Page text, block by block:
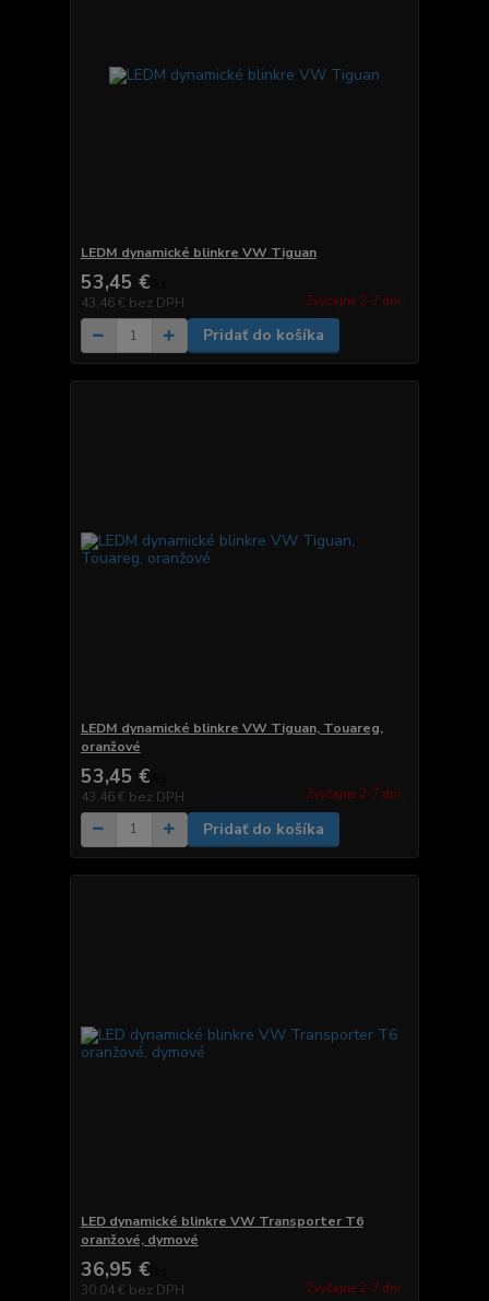
LEDM dynamické blinkre VW Tiguan
53,45 €
43,46 € bez DPH Zvyčajne 2-7 dni.
Pridať do košíka
LEDM dynamické blinkre VW Tiguan, Touareg,
oranžové
53,45 €
43,46 € bez DPH Zvyčajne 2-7 dni.
Pridať do košíka
LED dynamické blinkre VW Transporter T6
oranžové, dymové
36,95 €
30,04 € bez DPH Zvyčajne 2-7 dni.